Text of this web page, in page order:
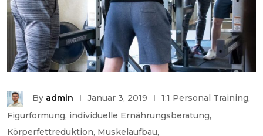
By admin Januar 3, 2019 1:1 Personal Training,
Figurformung, individuelle Ernährungsberatung,
Körperfettreduktion, Muskelaufbau,